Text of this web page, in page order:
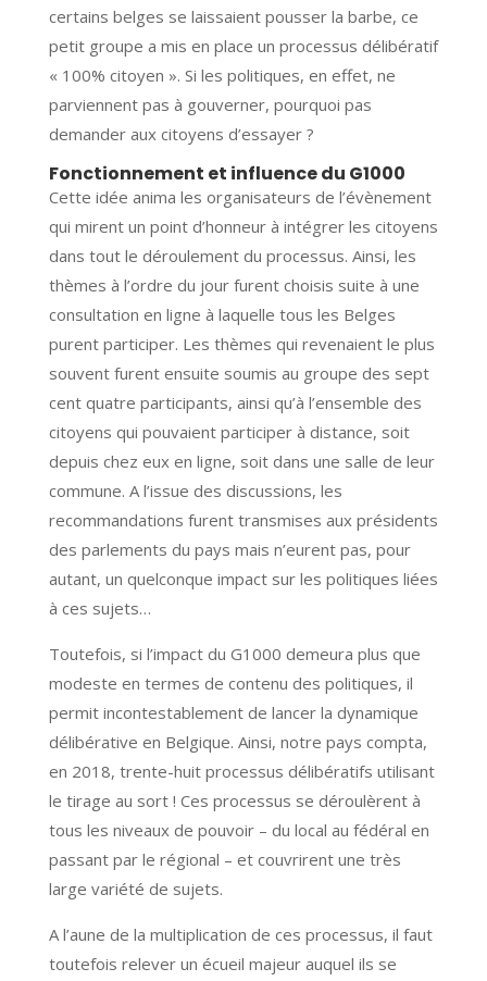
certains belges se laissaient pousser la barbe, ce
petit groupe a mis en place un processus délibératif
« 100% citoyen ». Si les politiques, en effet, ne
parviennent pas à gouverner, pourquoi pas
demander aux citoyens d’essayer ?
Fonctionnement et influence du G1000
Cette idée anima les organisateurs de l’évènement
qui mirent un point d’honneur à intégrer les citoyens
dans tout le déroulement du processus. Ainsi, les
thèmes à l’ordre du jour furent choisis suite à une
consultation en ligne à laquelle tous les Belges
purent participer. Les thèmes qui revenaient le plus
souvent furent ensuite soumis au groupe des sept
cent quatre participants, ainsi qu’à l’ensemble des
citoyens qui pouvaient participer à distance, soit
depuis chez eux en ligne, soit dans une salle de leur
commune. A l’issue des discussions, les
recommandations furent transmises aux présidents
des parlements du pays mais n’eurent pas, pour
autant, un quelconque impact sur les politiques liées
à ces sujets…
Toutefois, si l’impact du G1000 demeura plus que
modeste en termes de contenu des politiques, il
permit incontestablement de lancer la dynamique
délibérative en Belgique. Ainsi, notre pays compta,
en 2018, trente-huit processus délibératifs utilisant
le tirage au sort ! Ces processus se déroulèrent à
tous les niveaux de pouvoir – du local au fédéral en
passant par le régional – et couvrirent une très
large variété de sujets.
A l’aune de la multiplication de ces processus, il faut
toutefois relever un écueil majeur auquel ils se